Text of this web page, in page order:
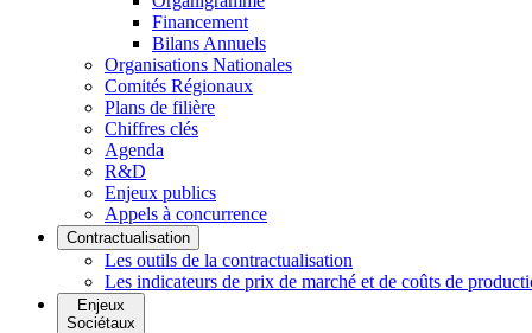
Financement
Bilans Annuels
Organisations Nationales
Comités Régionaux
Plans de filière
Chiffres clés
Agenda
R&D
Enjeux publics
Appels à concurrence
Contractualisation
Les outils de la contractualisation
Les indicateurs de prix de marché et de coûts de
Enjeux
Sociétaux